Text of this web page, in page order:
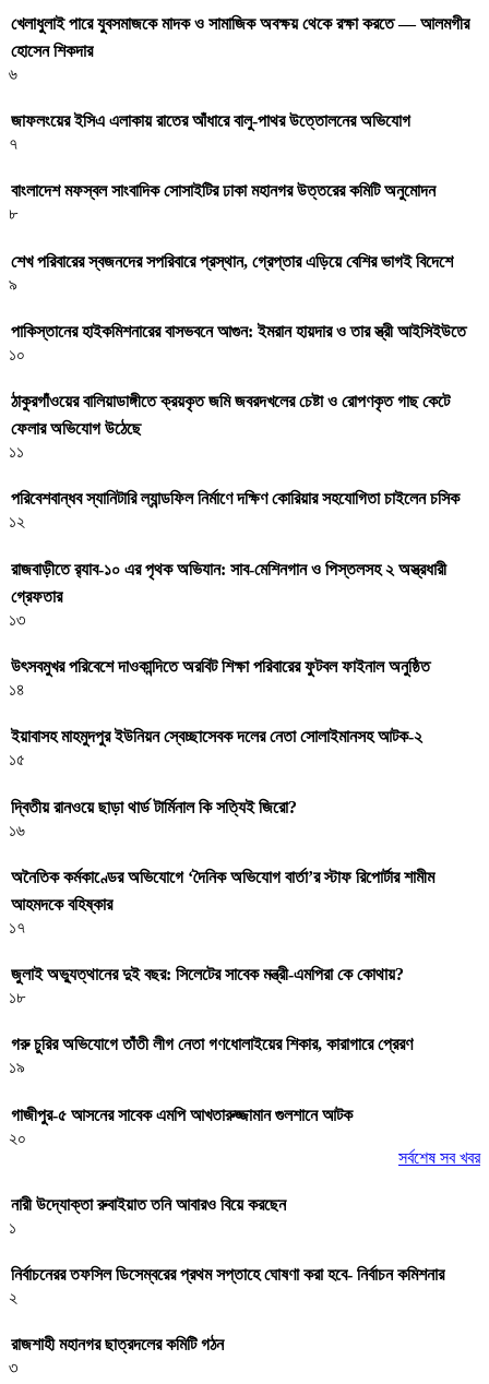
খেলাধুলাই পারে যুবসমাজকে মাদক ও সামাজিক অবক্ষয় থেকে রক্ষা করতে — আলমগীর
হোসেন শিকদার
৬
জাফলংয়ের ইসিএ এলাকায় রাতের আঁধারে বালু-পাথর উত্তোলনের অভিযোগ
৭
বাংলাদেশ মফস্বল সাংবাদিক সোসাইটির ঢাকা মহানগর উত্তরের কমিটি অনুমোদন
৮
শেখ পরিবারের স্বজনদের সপরিবারে প্রস্থান, গ্রেপ্তার এড়িয়ে বেশির ভাগই বিদেশে
৯
পাকিস্তানের হাইকমিশনারের বাসভবনে আগুন: ইমরান হায়দার ও তার স্ত্রী আইসিইউতে
১০
ঠাকুরগাঁওয়ের বালিয়াডাঙ্গীতে ক্রয়কৃত জমি জবরদখলের চেষ্টা ও রোপণকৃত গাছ কেটে
ফেলার অভিযোগ উঠেছে
১১
পরিবেশবান্ধব স্যানিটারি ল্যান্ডফিল নির্মাণে দক্ষিণ কোরিয়ার সহযোগিতা চাইলেন চসিক
১২
রাজবাড়ীতে র‍্যাব-১০ এর পৃথক অভিযান: সাব-মেশিনগান ও পিস্তলসহ ২ অস্ত্রধারী
গ্রেফতার
১৩
উৎসবমুখর পরিবেশে দাওকান্দিতে অরবিট শিক্ষা পরিবারের ফুটবল ফাইনাল অনুষ্ঠিত
১৪
ইয়াবাসহ মাহমুদপুর ইউনিয়ন স্বেচ্ছাসেবক দলের নেতা সোলাইমানসহ আটক-২
১৫
দ্বিতীয় রানওয়ে ছাড়া থার্ড টার্মিনাল কি সত্যিই জিরো?
১৬
অনৈতিক কর্মকাণ্ডের অভিযোগে ‘দৈনিক অভিযোগ বার্তা’র স্টাফ রিপোর্টার শামীম
আহমদকে বহিষ্কার
১৭
জুলাই অভ্যুত্থানের দুই বছর: সিলেটের সাবেক মন্ত্রী-এমপিরা কে কোথায়? ​
১৮
গরু চুরির অভিযোগে তাঁতী লীগ নেতা গণধোলাইয়ের শিকার, কারাগারে প্রেরণ
১৯
গাজীপুর-৫ আসনের সাবেক এমপি আখতারুজ্জামান গুলশানে আটক
২০
সর্বশেষ সব খবর
নারী উদ্যোক্তা রুবাইয়াত তনি আবারও বিয়ে করছেন
১
নির্বাচনেরর তফসিল ডিসেম্বরের প্রথম সপ্তাহে ঘোষণা করা হবে- নির্বাচন কমিশনার
২
রাজশাহী মহানগর ছাত্রদলের কমিটি গঠন
৩